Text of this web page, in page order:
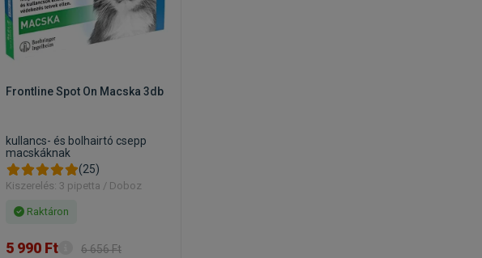
Frontline Spot On Macska 3db
kullancs- és bolhairtó csepp
macskáknak
(25)
Kiszerelés: 3 pipetta / Doboz
Raktáron
5 990 Ft 6 656 Ft